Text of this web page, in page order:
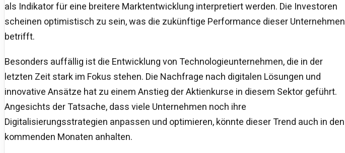
als Indikator für eine breitere Marktentwicklung interpretiert werden. Die Investoren
scheinen optimistisch zu sein, was die zukünftige Performance dieser Unternehmen
betrifft.
Besonders auffällig ist die Entwicklung von Technologieunternehmen, die in der
letzten Zeit stark im Fokus stehen. Die Nachfrage nach digitalen Lösungen und
innovative Ansätze hat zu einem Anstieg der Aktienkurse in diesem Sektor geführt.
Angesichts der Tatsache, dass viele Unternehmen noch ihre
Digitalisierungsstrategien anpassen und optimieren, könnte dieser Trend auch in den
kommenden Monaten anhalten.